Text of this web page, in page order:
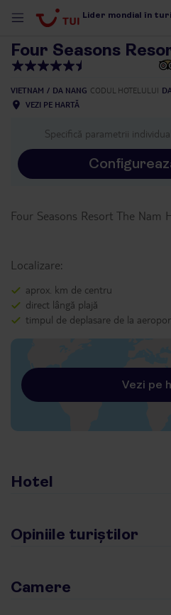
Lider mondial în
Four Seasons
VIETNAM DA NANG CODUL HOTELULUI
VEZI PE HARTĂ
Specifică parametrii
Four Seasons Resort The Nam
Localizare:
aprox. km de centru
direct lângă plajă
timpul de deplasare de la
Vezi pe
Hotel
Opiniile turiștilor
Camere